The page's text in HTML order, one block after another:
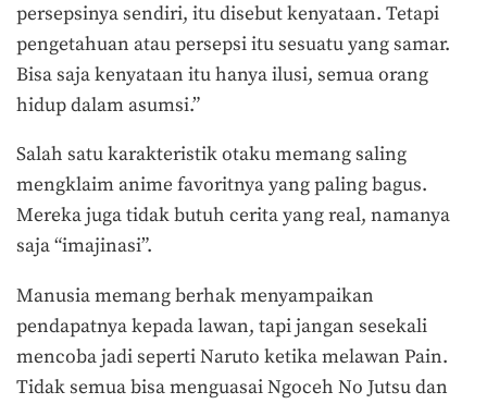
persepsinya sendiri, itu disebut kenyataan. Tetapi
pengetahuan atau persepsi itu sesuatu yang samar.
Bisa saja kenyataan itu hanya ilusi, semua orang
hidup dalam asumsi.”
Salah satu karakteristik otaku memang saling
mengklaim anime favoritnya yang paling bagus.
Mereka juga tidak butuh cerita yang real, namanya
saja “imajinasi”.
Manusia memang berhak menyampaikan
pendapatnya kepada lawan, tapi jangan sesekali
mencoba jadi seperti Naruto ketika melawan Pain.
Tidak semua bisa menguasai Ngoceh No Jutsu dan